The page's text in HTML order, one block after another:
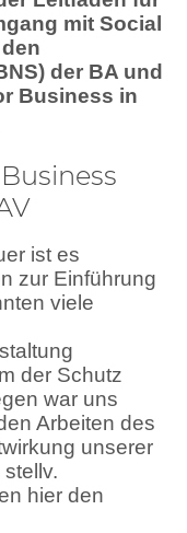
mit Social
der BA und
Business in
ist es
zur Einführung
viele
der Schutz
war uns
Arbeiten des
unserer
hier den